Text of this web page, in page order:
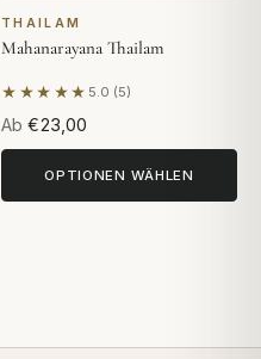
THAILAM
Mahanarayana Thailam
★★★★★ 5.0 (5)
Basierend auf 5
Ab €23,00
OPTIONEN WÄHLEN